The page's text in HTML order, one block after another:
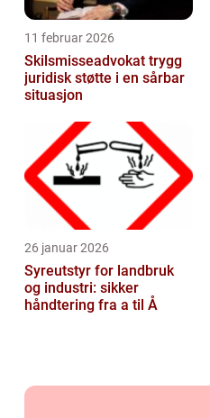
11 februar 2026
Skilsmisseadvokat trygg
juridisk støtte i en sårbar
situasjon
26 januar 2026
Syreutstyr for landbruk
og industri: sikker
håndtering fra a til Å